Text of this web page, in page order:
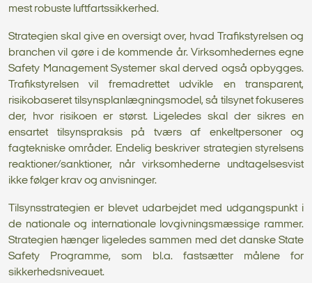
mest robuste luftfartssikkerhed.
Strategien skal give en oversigt over, hvad Trafikstyrelsen og
branchen vil gøre i de kommende år. Virksomhedernes egne
Safety Management Systemer skal derved også opbygges.
Trafikstyrelsen vil fremadrettet udvikle en transparent,
risikobaseret tilsynsplanlægningsmodel, så tilsynet fokuseres
der, hvor risikoen er størst. Ligeledes skal der sikres en
ensartet tilsynspraksis på tværs af enkeltpersoner og
fagtekniske områder. Endelig beskriver strategien styrelsens
reaktioner/sanktioner, når virksomhederne undtagelsesvist
ikke følger krav og anvisninger.
Tilsynsstrategien er blevet udarbejdet med udgangspunkt i
de nationale og internationale lovgivningsmæssige rammer.
Strategien hænger ligeledes sammen med det danske State
Safety Programme, som bl.a. fastsætter målene for
sikkerhedsniveauet.